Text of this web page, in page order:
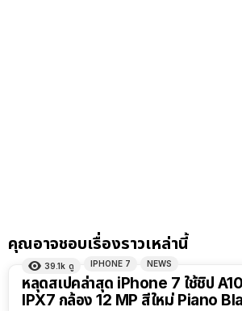
คุณอาจชอบเรื่องราวเหล่านี้
39.1k ดู IPHONE 7 NEWS
หลุดสเปคล่าสุด iPhone 7 ใช้ชิป
IPX7 กล้อง 12 MP สีใหม่ Piano